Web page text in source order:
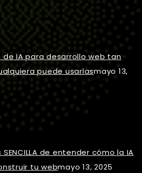
de IA para desarrollo web tan
puede usarlasmayo 13,
de entender cómo la IA
tu webmayo 13, 2025